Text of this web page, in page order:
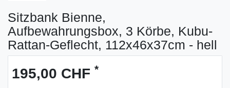
Sitzbank Bienne,
Aufbewahrungsbox, 3 Körbe, Kubu-
Rattan-Geflecht, 112x46x37cm - hell
195,00 CHF *